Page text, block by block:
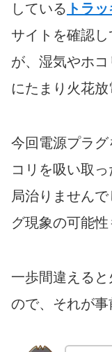
している トラ
サイトを確認
が、湿気やホ
にたまり火花放
今回電源プラ
コリを吸い取
局治りません
グ現象の可能
一歩間違える
ので、それが事